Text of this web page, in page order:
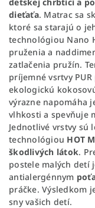
dieťaťa. Matrac sa
ktoré sa starajú o
technológiou Nano
pruženia a
zatlačenia pružín.
príjemné vsrtvy
ekologickú
výrazne napomáha
vlhkosti a spevňuje
Jednotlivé vrstvy sú
technológiou HOT
škodlivých látok.
postele malých detí
antialergénnym
práčke. Výsledkom
sny vašich detí.